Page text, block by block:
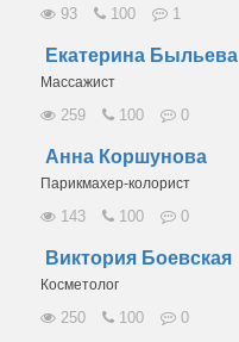
93 100 1
Екатерина Быльева
Массажист
259 100 0
Анна Коршунова
Парикмахер-колорист
143 100 0
Виктория Боевская
Косметолог
250 100 0